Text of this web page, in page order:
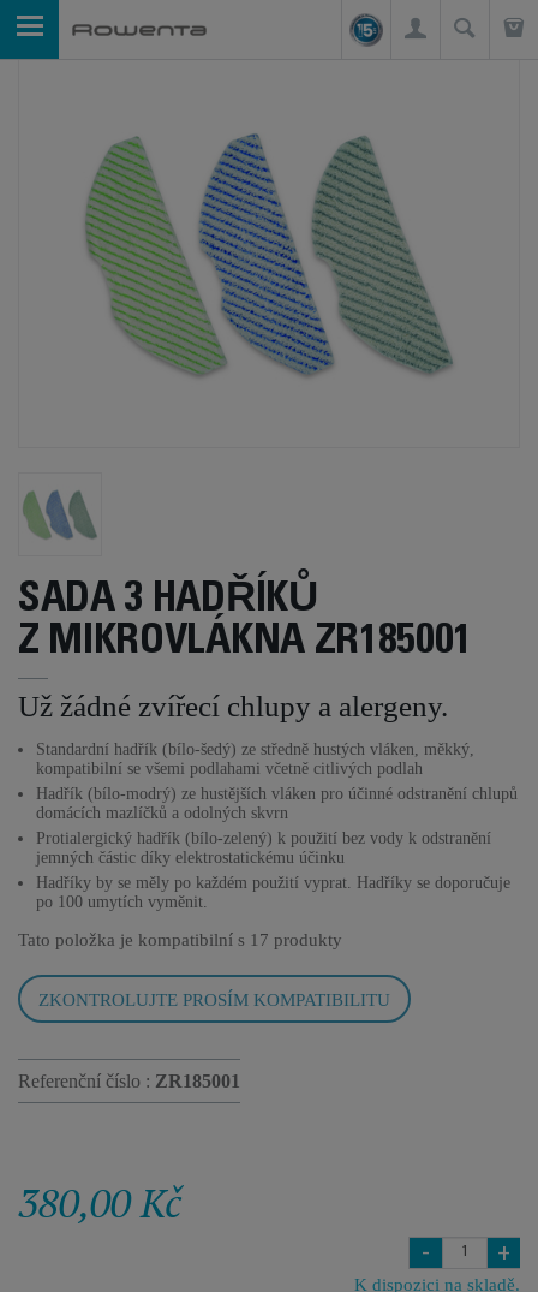
SADA 3 HADŘÍKŮ
Z MIKROVLÁKNA ZR185001
Už žádné zvířecí chlupy a alergeny.
Standardní hadřík (bílo-šedý) ze středně hustých vláken, měkký,
kompatibilní se všemi podlahami včetně citlivých podlah
Hadřík (bílo-modrý) ze hustějších vláken pro účinné odstranění chlupů
domácích mazlíčků a odolných skvrn
Protialergický hadřík (bílo-zelený) k použití bez vody k odstranění
jemných částic díky elektrostatickému účinku
Hadříky by se měly po každém použití vyprat. Hadříky se doporučuje
po 100 umytích vyměnit.
Tato položka je kompatibilní s 17 produkty
ZKONTROLUJTE PROSÍM KOMPATIBILITU
Referenční číslo : ZR185001
380,00 Kč
- +
K dispozici na skladě.